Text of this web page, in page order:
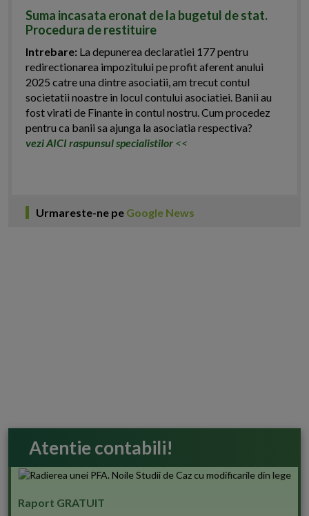
Suma incasata eronat de la bugetul de stat.
Procedura de restituire
Intrebare: La depunerea declaratiei 177 pentru
redirectionarea impozitului pe profit aferent anului
2025 catre una dintre asociatii, am trecut contul
societatii noastre in locul contului asociatiei. Banii au
fost virati de Finante in contul nostru. Cum procedez
pentru ca banii sa ajunga la asociatia respectiva?
vezi AICI raspunsul specialistilor <<
Urmareste-ne pe Google News
Atentie contabili!
Raport GRATUIT